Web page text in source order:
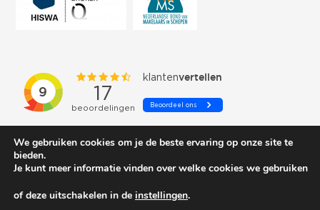
We gebruiken cookies om je de beste ervaring op onze site te
bieden.
Je kunt meer informatie vinden over welke cookies we gebruiken
of deze uitschakelen in de instellingen.